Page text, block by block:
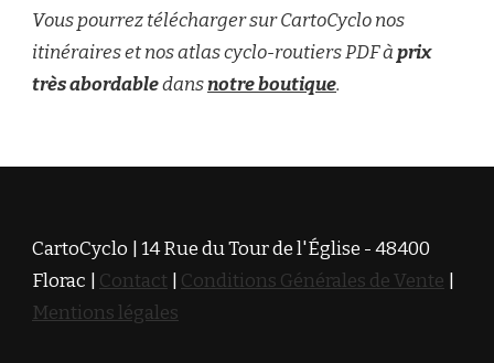
Vous pourrez télécharger sur CartoCyclo nos
itinéraires et nos atlas cyclo-routiers PDF àprix
très abordabledansnotre boutique.
CartoCyclo | 14 Rue du Tour de l'Église - 48400
Florac | Contact | Conditions Générales de Vente |
Mentions légales